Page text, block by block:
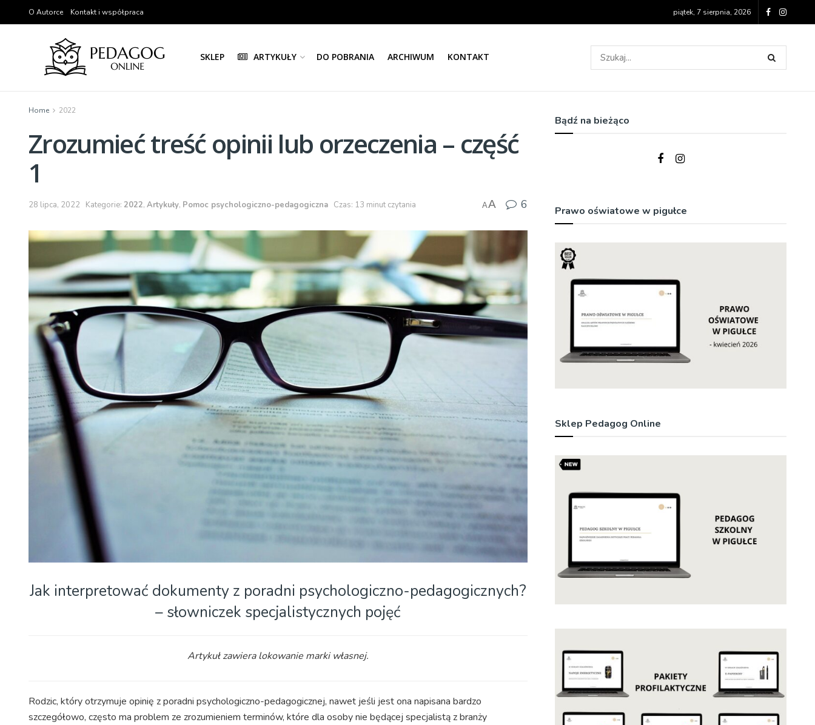
O Autorce Kontakt i współpraca piątek, 7 sierpnia, 2026
SKLEP ARTYKUŁY DO POBRANIA ARCHIWUM KONTAKT
Home 2022
Zrozumieć treść opinii lub orzeczenia – część
1
28 lipca, 2022 Kategorie: 2022, Artykuły, Pomoc psychologiczno-pedagogiczna Czas: 13 minut czytania AA 6
Jak interpretować dokumenty z poradni psychologiczno-pedagogicznych?
– słowniczek specjalistycznych pojęć
Artykuł zawiera lokowanie marki własnej.
Rodzic, który otrzymuje opinię z poradni psychologiczno-pedagogicznej, nawet jeśli jest ona napisana bardzo
szczegółowo, często ma problem ze zrozumieniem terminów, które dla osoby nie będącej specjalistą z branży
Bądź na bieżąco
Prawo oświatowe w pigułce
Sklep Pedagog Online